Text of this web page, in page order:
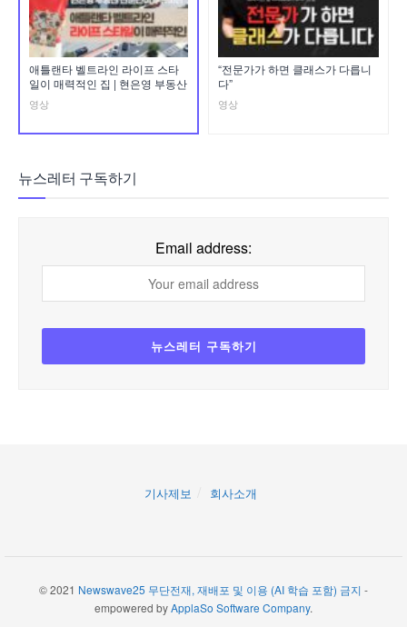
애틀랜타 벨트라인 라이프 스타
일이 매력적인 집 | 현은영 부동산
영상
“전문가가 하면 클래스가 다릅니
다”
영상
뉴스레터 구독하기
Email address:
기사제보 회사소개
© 2021 Newswave25 무단전재, 재배포 및 이용 (AI 학습 포함) 금지 -
empowered byApplaSo Software Company.